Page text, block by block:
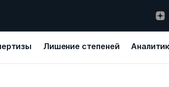
Лишение степеней